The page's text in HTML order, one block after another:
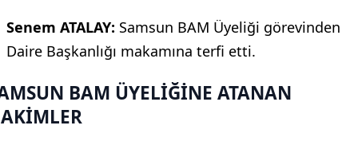
Senem ATALAY: Samsun BAM Üyeliği görevinden
Daire Başkanlığı makamına terfi etti.
BAM ÜYELİĞİNE ATANAN